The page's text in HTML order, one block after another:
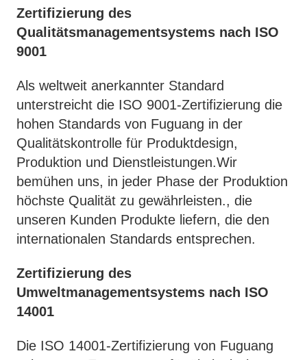
Zertifizierung des
Qualitätsmanagementsystems nach ISO
9001
Als weltweit anerkannter Standard
unterstreicht die ISO 9001-Zertifizierung die
hohen Standards von Fuguang in der
Qualitätskontrolle für Produktdesign,
Produktion und Dienstleistungen.Wir
bemühen uns, in jeder Phase der Produktion
höchste Qualität zu gewährleisten., die
unseren Kunden Produkte liefern, die den
internationalen Standards entsprechen.
Zertifizierung des
Umweltmanagementsystems nach ISO
14001
Die ISO 14001-Zertifizierung von Fuguang